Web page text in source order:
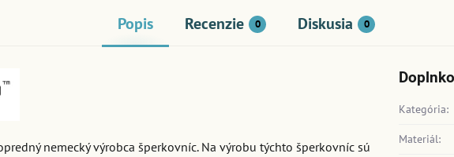
Popis Recenzie 0 Diskusia 0
nemecký výrobca šperkovníc. Na výrobu týchto šperkovníc sú
Kategória:
Materiál: